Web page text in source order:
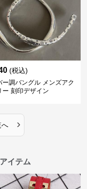
(税込)
ー調バングル メンズアク
ー 刻印デザイン
へ ›
イテム